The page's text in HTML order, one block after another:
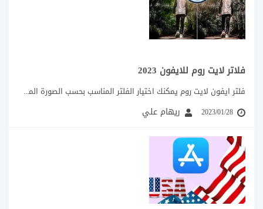
فلاتر لايت روم للايفون 2023
فلتر ايفون لايت روم يمكنك اختيار الفلتر المناسب بحسب الصورة المطلوب تعديلها، حيث يمكنك...
2023/01/28 ريهام علي